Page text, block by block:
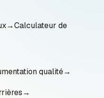
→Calculateur de
qualité→
→